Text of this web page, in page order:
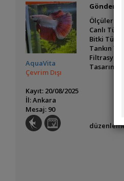
AquaVita
Çevrim Dışı
Kayıt: 20/08/2025
İl: Ankara
Mesaj: 90
Gönderim
Canlı
Bitki
Tankın
Filtrasyon
Tasarım